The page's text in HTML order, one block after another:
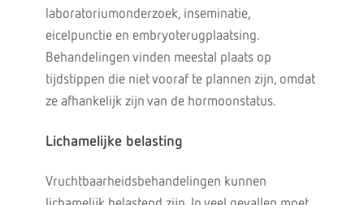
laboratoriumonderzoek, inseminatie,
eicelpunctie en embryoterugplaatsing.
Behandelingen vinden meestal plaats op
tijdstippen die niet vooraf te plannen zijn, omdat
ze afhankelijk zijn van de hormoonstatus.
Lichamelijke belasting
Vruchtbaarheidsbehandelingen kunnen